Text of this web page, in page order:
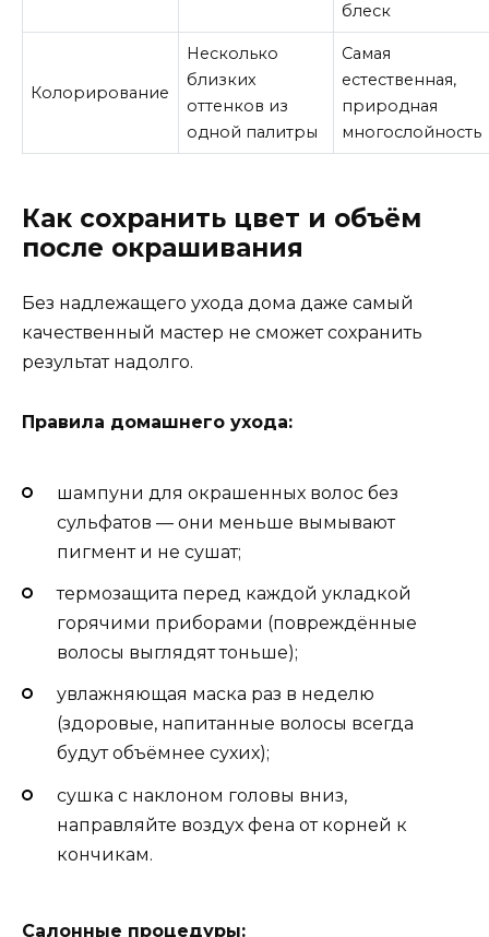
блеск
Колорирование
Несколько
близких
оттенков из
одной палитры
Самая
естественная,
природная
многослойность
Как сохранить цвет и объём
после окрашивания
Без надлежащего ухода дома даже самый
качественный мастер не сможет сохранить
результат надолго.
Правила домашнего ухода:
шампуни для окрашенных волос без
сульфатов — они меньше вымывают
пигмент и не сушат;
термозащита перед каждой укладкой
горячими приборами (повреждённые
волосы выглядят тоньше);
увлажняющая маска раз в неделю
(здоровые, напитанные волосы всегда
будут объёмнее сухих);
сушка с наклоном головы вниз,
направляйте воздух фена от корней к
кончикам.
Салонные процедуры: